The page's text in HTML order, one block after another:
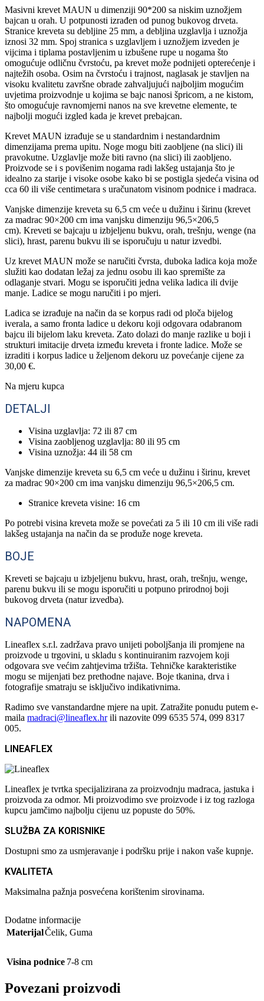
Masivni krevet MAUN u dimenziji 90*200 sa niskim uznožjem
bajcan u orah. U potpunosti izrađen od punog bukovog drveta.
Stranice kreveta su debljine 25 mm, a debljina uzglavlja i uznožja
iznosi 32 mm. Spoj stranica s uzglavljem i uznožjem izveden je
vijcima i tiplama postavljenim u izbušene rupe u nogama što
omogućuje odličnu čvrstoću, pa krevet može podnijeti opterećenje i
najtežih osoba. Osim na čvrstoću i trajnost, naglasak je stavljen na
visoku kvalitetu završne obrade zahvaljujući najboljim mogućim
uvjetima proizvodnje u kojima se bajc nanosi špricom, a ne kistom,
što omogućuje ravnomjerni nanos na sve krevetne elemente, te
najbolji mogući izgled kada je krevet prebajcan.
Krevet MAUN izrađuje se u standardnim i nestandardnim
dimenzijama prema upitu. Noge mogu biti zaobljene (na slici) ili
pravokutne. Uzglavlje može biti ravno (na slici) ili zaobljeno.
Proizvode se i s povišenim nogama radi lakšeg ustajanja što je
idealno za starije i visoke osobe kako bi se postigla sjedeća visina od
cca 60 ili više centimetara s uračunatom visinom podnice i madraca.
Vanjske dimenzije kreveta su 6,5 cm veće u dužinu i širinu (krevet
za madrac 90×200 cm ima vanjsku dimenziju 96,5×206,5
cm). Kreveti se bajcaju u izbjeljenu bukvu, orah, trešnju, wenge (na
slici), hrast, parenu bukvu ili se isporučuju u natur izvedbi.
Uz krevet MAUN može se naručiti čvrsta, duboka ladica koja može
služiti kao dodatan ležaj za jednu osobu ili kao spremište za
odlaganje stvari. Mogu se isporučiti jedna velika ladica ili dvije
manje. Ladice se mogu naručiti i po mjeri.
Ladica se izrađuje na način da se korpus radi od ploča bijelog
iverala, a samo fronta ladice u dekoru koji odgovara odabranom
bajcu ili bijelom laku kreveta. Zato dolazi do manje razlike u boji i
strukturi imitacije drveta između kreveta i fronte ladice. Može se
izraditi i korpus ladice u željenom dekoru uz povećanje cijene za
30,00 €.
Na mjeru kupca
DETALJI
Visina uzglavlja: 72 ili 87 cm
Visina zaobljenog uzglavlja: 80 ili 95 cm
Visina uznožja: 44 ili 58 cm
Vanjske dimenzije kreveta su 6,5 cm veće u dužinu i širinu, krevet
za madrac 90×200 cm ima vanjsku dimenziju 96,5×206,5 cm.
Stranice kreveta visine: 16 cm
Po potrebi visina kreveta može se povećati za 5 ili 10 cm ili više radi
lakšeg ustajanja na način da se produže noge kreveta.
BOJE
Kreveti se bajcaju u izbjeljenu bukvu, hrast, orah, trešnju, wenge,
parenu bukvu ili se mogu isporučiti u potpuno prirodnoj boji
bukovog drveta (natur izvedba).
NAPOMENA
Lineaflex s.r.l. zadržava pravo unijeti poboljšanja ili promjene na
proizvode u trgovini, u skladu s kontinuiranim razvojem koji
odgovara sve većim zahtjevima tržišta. Tehničke karakteristike
mogu se mijenjati bez prethodne najave. Boje tkanina, drva i
fotografije smatraju se isključivo indikativnima.
Radimo sve vanstandardne mjere na upit. Zatražite ponudu putem e-
maila madraci@lineaflex.hrili nazovite 099 6535 574, 099 8317
005.
LINEAFLEX
Lineaflex je tvrtka specijalizirana za proizvodnju madraca, jastuka i
proizvoda za odmor. Mi proizvodimo sve proizvode i iz tog razloga
kupcu jamčimo najbolju cijenu uz popuste do 50%.
SLUŽBA ZA KORISNIKE
Dostupni smo za usmjeravanje i podršku prije i nakon vaše kupnje.
KVALITETA
Maksimalna pažnja posvećena korištenim sirovinama.
Dodatne informacije
MaterijalČelik, Guma
Visina podnice 7-8 cm
Povezani proizvodi